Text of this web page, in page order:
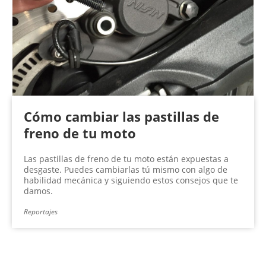
Cómo cambiar las pastillas de
freno de tu moto
Las pastillas de freno de tu moto están expuestas a
desgaste. Puedes cambiarlas tú mismo con algo de
habilidad mecánica y siguiendo estos consejos que te
damos.
Reportajes